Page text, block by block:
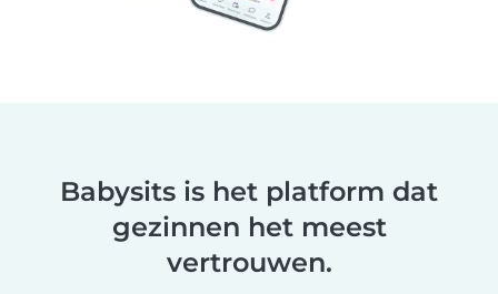
Babysits is het platform dat
gezinnen het meest
vertrouwen.